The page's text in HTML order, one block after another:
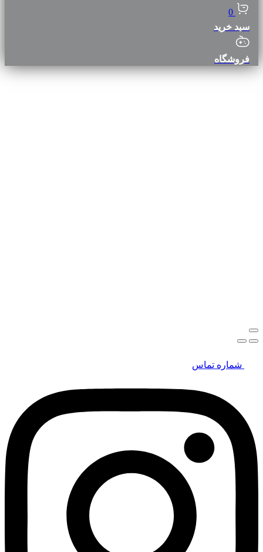
0
سبد خرید
فروشگاه
شماره تماس